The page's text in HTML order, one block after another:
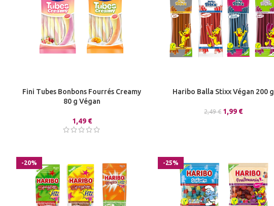
Fini Tubes Bonbons Fourrés Creamy
80 g Végan
1,49 €
Haribo Balla Stixx Végan 200 g
2,49€ 1,99 €
-20% -25%